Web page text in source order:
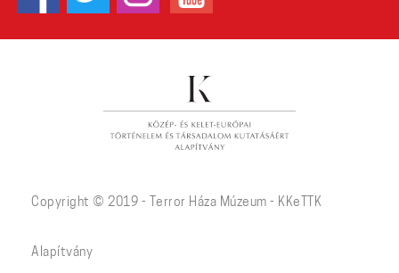
Copyright © 2019 - Terror Háza Múzeum - KKeTTK
Alapítvány